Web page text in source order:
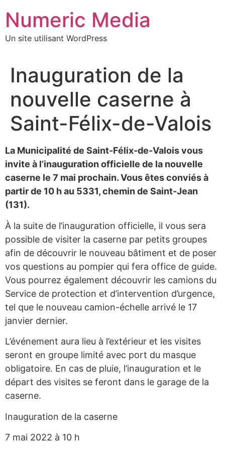
contenu
Numeric Media
Un site utilisant WordPress
Inauguration de la
nouvelle caserne à
Saint-Félix-de-Valois
La Municipalité de Saint-Félix-de-Valois vous
invite à l’inauguration officielle de la nouvelle
caserne le 7 mai prochain. Vous êtes conviés à
partir de 10 h au 5331, chemin de Saint-Jean
(131).
À la suite de l’inauguration officielle, il vous sera
possible de visiter la caserne par petits groupes
afin de découvrir le nouveau bâtiment et de poser
vos questions au pompier qui fera office de guide.
Vous pourrez également découvrir les camions du
Service de protection et d’intervention d’urgence,
tel que le nouveau camion-échelle arrivé le 17
janvier dernier.
L’événement aura lieu à l’extérieur et les visites
seront en groupe limité avec port du masque
obligatoire. En cas de pluie, l’inauguration et le
départ des visites se feront dans le garage de la
caserne.
Inauguration de la caserne
7 mai 2022 à 10 h